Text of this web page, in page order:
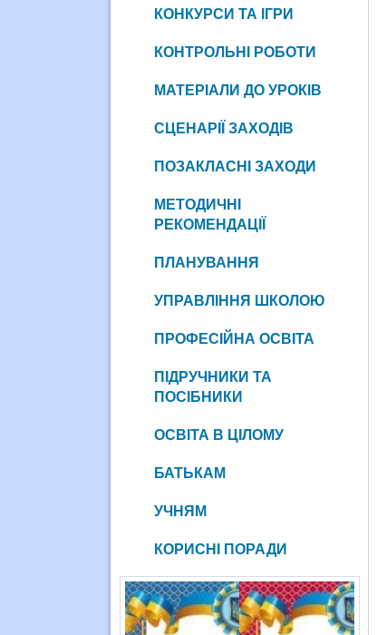
КОНКУРСИ ТА ІГРИ
КОНТРОЛЬНІ РОБОТИ
МАТЕРІАЛИ ДО УРОКІВ
СЦЕНАРІЇ ЗАХОДІВ
ПОЗАКЛАСНІ ЗАХОДИ
МЕТОДИЧНІ
РЕКОМЕНДАЦІЇ
ПЛАНУВАННЯ
УПРАВЛІННЯ ШКОЛОЮ
ПРОФЕСІЙНА ОСВІТА
ПІДРУЧНИКИ ТА
ПОСІБНИКИ
ОСВІТА В ЦІЛОМУ
БАТЬКАМ
УЧНЯМ
КОРИСНІ ПОРАДИ